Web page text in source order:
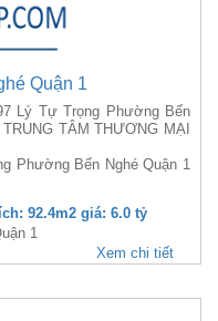
Quận 1
Lý Tự Trọng Phường Bến
TÂM THƯƠNG MẠI
Phường Bến Nghé Quận 1
92.4m2 giá: 6.0 tỷ
1
Xem chi tiết